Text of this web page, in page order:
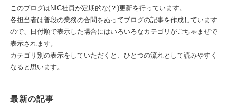
このブログはNIC社員が定期的な(？)更新を行っています。
各担当者は普段の業務の合間をぬってブログの記事を作成しています
ので、日付順で表示した場合にはいろいろなカテゴリがごちゃまぜで
表示されます。
カテゴリ別の表示をしていただくと、ひとつの流れとして読みやすく
なると思います。
最新の記事